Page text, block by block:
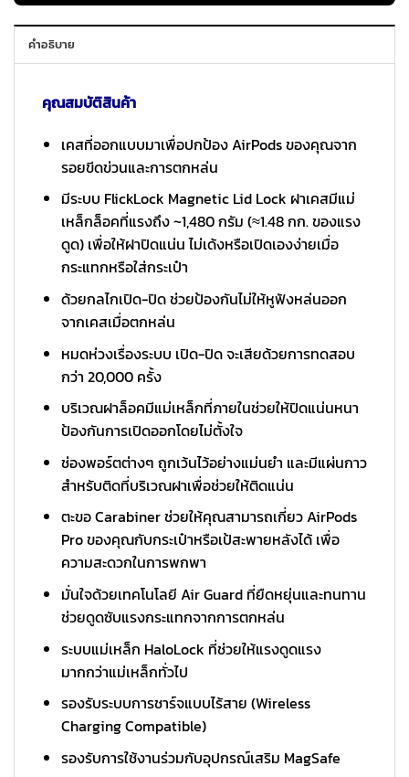
คำอธิบาย
คุณสมบัติสินค้า
เคสที่ออกแบบมาเพื่อปกป้อง AirPods ของคุณจาก
รอยขีดข่วนและการตกหล่น
มีระบบ FlickLock Magnetic Lid Lock ฝาเคสมีแม่
เหล็กล็อคที่แรงถึง ~1,480 กรัม (≈1.48 กก. ของแรง
ดูด) เพื่อให้ฝาปิดแน่น ไม่เด้งหรือเปิดเองง่ายเมื่อ
กระแทกหรือใส่กระเป๋า
ด้วยกลไกเปิด-ปิด ช่วยป้องกันไม่ให้หูฟังหล่นออก
จากเคสเมื่อตกหล่น
หมดห่วงเรื่องระบบ เปิด-ปิด จะเสียด้วยการทดสอบ
กว่า 20,000 ครั้ง
บริเวณฝาล็อคมีแม่เหล็กที่ภายในช่วยให้ปิดแน่นหนา
ป้องกันการเปิดออกโดยไม่ตั้งใจ
ช่องพอร์ตต่างๆ ถูกเว้นไว้อย่างแม่นยำ และมีแผ่นกาว
สำหรับติดที่บริเวณฝาเพื่อช่วยให้ติดแน่น
ตะขอ Carabiner ช่วยให้คุณสามารถเกี่ยว AirPods
Pro ของคุณกับกระเป๋าหรือเป้สะพายหลังได้ เพื่อ
ความสะดวกในการพกพา
มั่นใจด้วยเทคโนโลยี Air Guard ที่ยืดหยุ่นและทนทาน
ช่วยดูดซับแรงกระแทกจากการตกหล่น
ระบบแม่เหล็ก HaloLock ที่ช่วยให้แรงดูดแรง
มากกว่าแม่เหล็กทั่วไป
รองรับระบบการชาร์จแบบไร้สาย (Wireless
Charging Compatible)
รองรับการใช้งานร่วมกับอุปกรณ์เสริม MagSafe